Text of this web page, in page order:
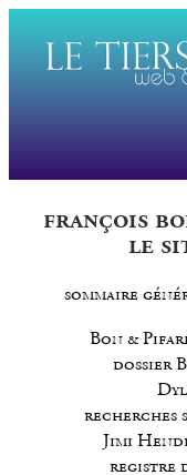
françois
le
sommaire
Bon &
dossier
recherches
Jimi
registre